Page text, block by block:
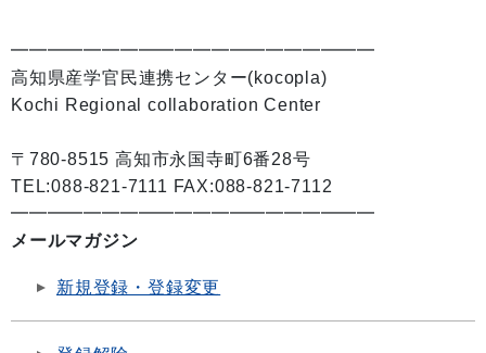
━━━━━━━━━━━━━━━━━━━━
高知県産学官民連携センター(kocopla)
Kochi Regional collaboration Center
〒780-8515 高知市永国寺町6番28号
TEL:088-821-7111 FAX:088-821-7112
━━━━━━━━━━━━━━━━━━━━
メールマガジン
新規登録・登録変更